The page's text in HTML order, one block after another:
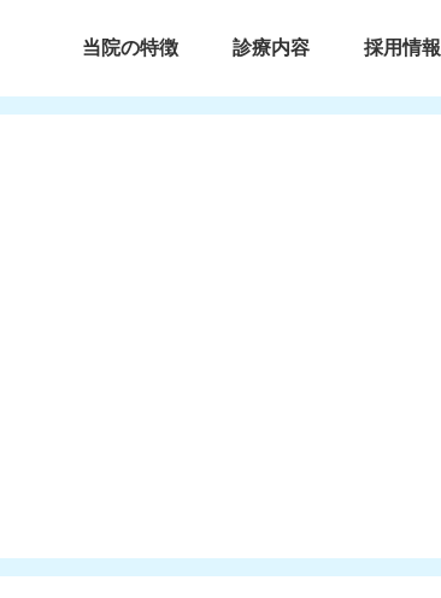
当院の特徴 診療内容 採用情報